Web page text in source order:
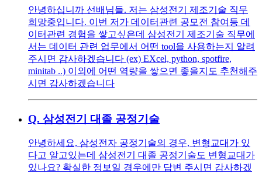
안녕하십니까 선배님들. 저는 삼성전기 제조기술 직무
희망중입니다. 이번 저가 데이터관련 공모전 참여등 데
이터관련 경험을 쌓고싶은데 삼성전기 제조기술 직무에
서는 데이터 관련 업무에서 어떤 tool을 사용하는지 알려
주시면 감사하겠습니다 (ex) EXcel, python, spotfire,
minitab ..) 이외에 어떤 역량을 쌓으면 좋을지도 추천해주
시면 감사하겠습니다
Q. 삼성전기 대졸 공정기술
안녕하세요, 삼성전자 공정기술의 경우, 변형교대가 있
다고 알고있는데 삼성전기 대졸 공정기술도 변형교대가
있나요? 확실한 정보일 경우에만 답변 주시면 감사하겠